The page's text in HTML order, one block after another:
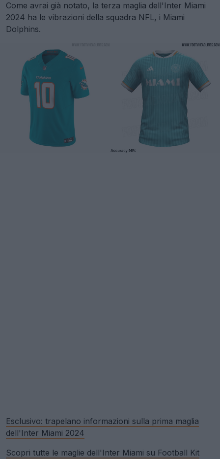
Come avrai già notato, la terza maglia dell'Inter Miami
2024 ha le vibrazioni della squadra NFL, i Miami
Dolphins.
Esclusivo: trapelano informazioni sulla prima maglia
dell'Inter Miami 2024
Scopri tutte le maglie dell'Inter Miami su Football Kit